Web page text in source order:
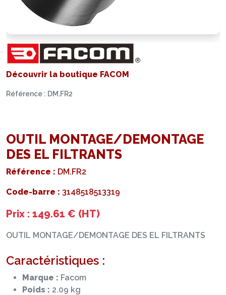
Découvrir la boutique FACOM
Référence : DM.FR2
OUTIL MONTAGE/DEMONTAGE
DES EL FILTRANTS
Référence : DM.FR2
Code-barre : 3148518513319
Prix : 149.61 € (HT)
OUTIL MONTAGE/DEMONTAGE DES EL FILTRANTS
Caractéristiques :
Marque : Facom
Poids : 2.09 kg